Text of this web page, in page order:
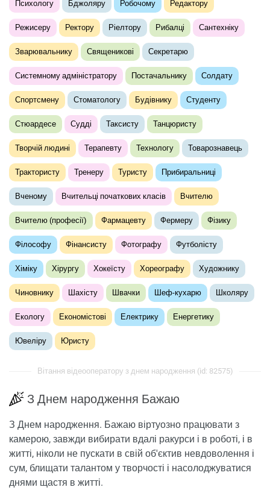
Психологу Бджоляру Робочому Редактору
Режисеру Ректору Ріелтору Рибалці Сантехніку
Зварювальнику Священикові Секретарю
Системному адміністратору Постачальнику Солдату
Спортсмену Стоматологу Будівнику Студенту
Стюардесе Судді Таксисту Танцюристу
Творчій людині Терапевту Технологу Товарознавець
Трактористу Тренеру Туристу Прибиральниці
Вченому Вчительці початкових класів Вчителю
Вчителю (професії) Фармацевту Фермеру Фізику
Філософу Фінансисту Фотографу Футболісту
Хіміку Хірургу Хокеїсту Хореографу Художнику
Чиновнику Шахісту Швачки Шеф-кухарю Школяру
Екологу Економістові Електрику Енергетику
Ювеліру Юристу
Вітання відеооператору з днем ​​народження (id: 82575)
З Днем народження Бажаю
З Днем народження. Бажаю віртуозно працювати з
камерою, завжди вибирати вдалі ракурси і в роботі, і в
житті, ніколи не пускати в свій об'єктив невдоволення і
сум, блищати талантом у творчості і насолоджуватися
днями щастя в житті.